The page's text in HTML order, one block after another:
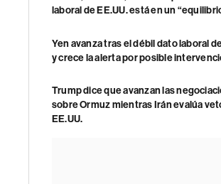
laboral de EE.UU. está en un
Yen avanza tras el débil dato laboral
y crece la alerta por posible
Trump dice que avanzan las
sobre Ormuz mientras Irán evalúa
EE.UU.